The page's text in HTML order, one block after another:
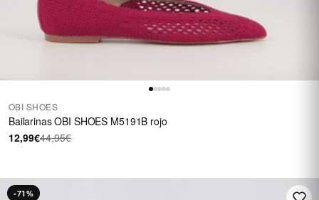
OBI SHOES
Bailarinas OBI SHOES M5191B rojo
12,99€44,95€
-71%